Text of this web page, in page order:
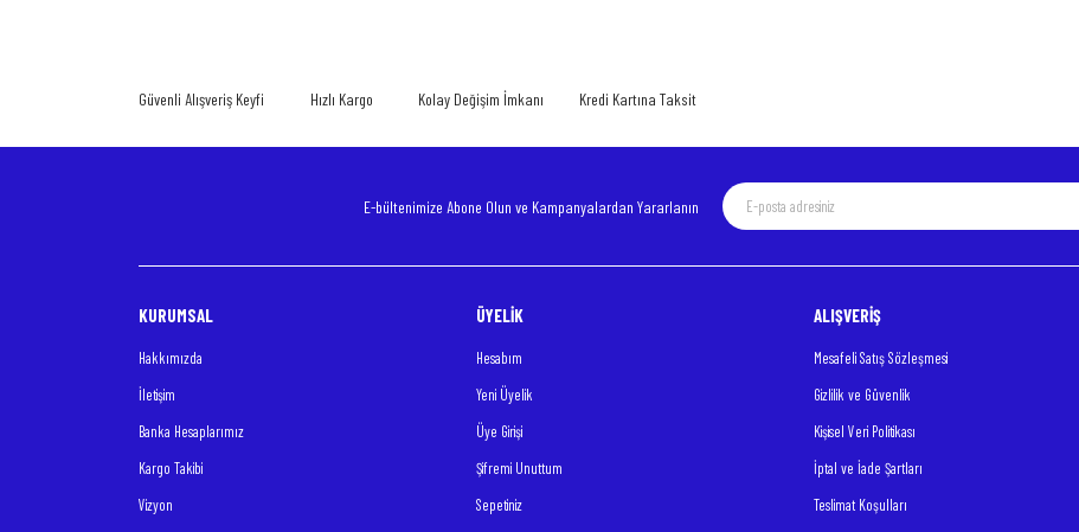
Ürün bilgilerinde hatalar bulunuyor.
Ürün fiyatı diğer sitelerden daha pahalı.
Gönder
Güvenli Alışveriş Keyfi Hızlı Kargo Kolay Değişim İmkanı Kredi Kartına Taksit
E-bültenimize Abone Olun ve Kampanyalardan Yararlanın
KURUMSAL
Hakkımızda
İletişim
Banka Hesaplarımız
Kargo Takibi
Vizyon
ÜYELİK
Hesabım
Yeni Üyelik
Üye Girişi
Şifremi Unuttum
Sepetiniz
ALIŞVERİŞ
Mesafeli Satış Sözleşmesi
Gizlilik ve Güvenlik
Kişisel Veri Politikası
İptal ve İade Şartları
Teslimat Koşulları